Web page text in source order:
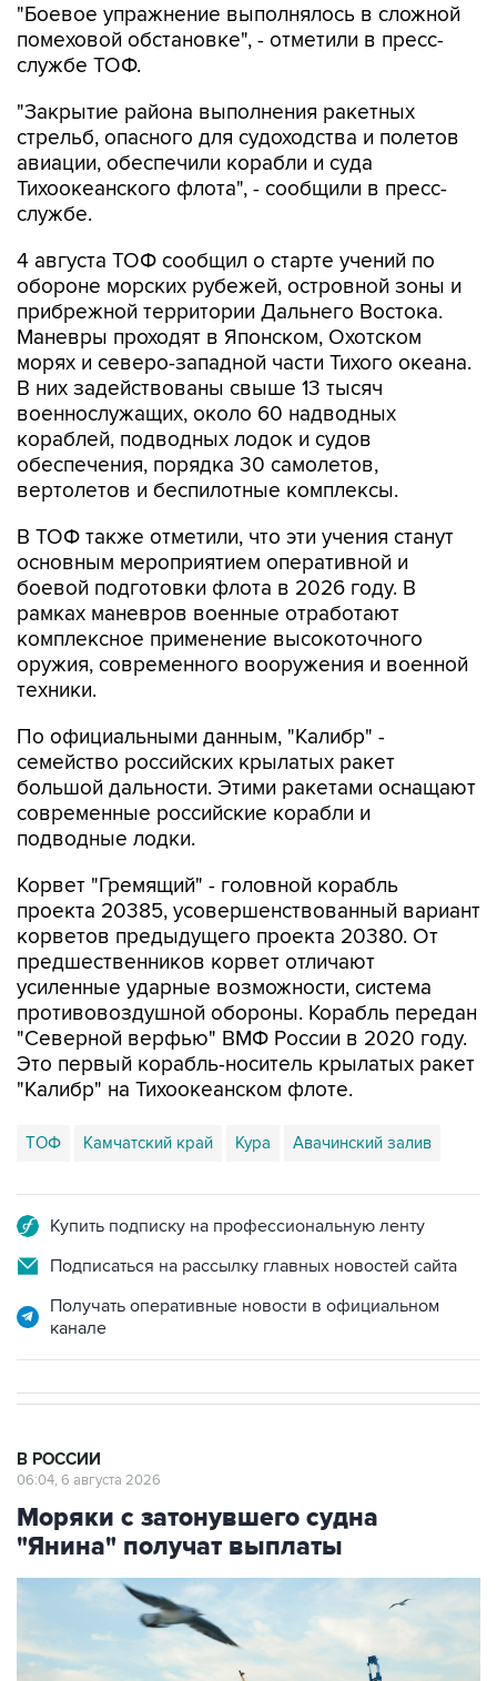
"Боевое упражнение выполнялось в сложной
помеховой обстановке", - отметили в пресс-
службе ТОФ.
"Закрытие района выполнения ракетных
стрельб, опасного для судоходства и полетов
авиации, обеспечили корабли и суда
Тихоокеанского флота", - сообщили в пресс-
службе.
4 августа ТОФ сообщил о старте учений по
обороне морских рубежей, островной зоны и
прибрежной территории Дальнего Востока.
Маневры проходят в Японском, Охотском
морях и северо-западной части Тихого океана.
В них задействованы свыше 13 тысяч
военнослужащих, около 60 надводных
кораблей, подводных лодок и судов
обеспечения, порядка 30 самолетов,
вертолетов и беспилотные комплексы.
В ТОФ также отметили, что эти учения станут
основным мероприятием оперативной и
боевой подготовки флота в 2026 году. В
рамках маневров военные отработают
комплексное применение высокоточного
оружия, современного вооружения и военной
техники.
По официальными данным, "Калибр" -
семейство российских крылатых ракет
большой дальности. Этими ракетами оснащают
современные российские корабли и
подводные лодки.
Корвет "Гремящий" - головной корабль
проекта 20385, усовершенствованный вариант
корветов предыдущего проекта 20380. От
предшественников корвет отличают
усиленные ударные возможности, система
противовоздушной обороны. Корабль передан
"Северной верфью" ВМФ России в 2020 году.
Это первый корабль-носитель крылатых ракет
"Калибр" на Тихоокеанском флоте.
ТОФ Камчатский край Кура Авачинский залив
Купить подписку на профессиональную ленту
Подписаться на рассылку главных новостей сайта
Получать оперативные новости в официальном
канале
В РОССИИ
06:04, 6 августа 2026
Моряки с затонувшего судна
"Янина" получат выплаты